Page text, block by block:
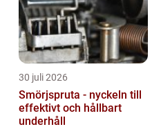
30 juli 2026
Smörjspruta - nyckeln till
effektivt och hållbart
underhåll